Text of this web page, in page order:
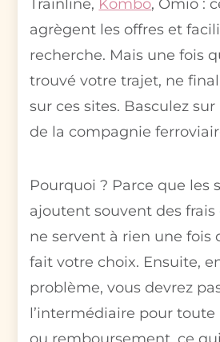
Trainline, Kombo, Omio :
agrègent les offres et
recherche. Mais une fois
trouvé votre trajet, ne
sur ces sites. Basculez
de la compagnie
Pourquoi ? Parce que les
ajoutent souvent des frais
ne servent à rien une fois
fait votre choix. Ensuite,
problème, vous devrez
l’intermédiaire pour